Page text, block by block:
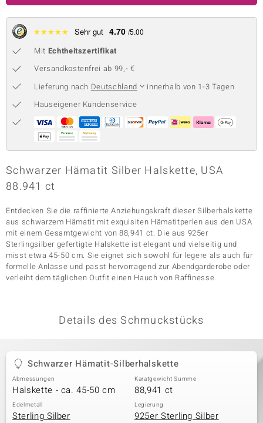
Classics
★★★★★ Sehr gut 4.70 /5.00
Mit Echtheitszertifikat
Versandkostenfrei ab 99,- €
Lieferung nach Deutschland
innerhalb von 1-3 Tagen
Hauseigener Kundenservice
Schwarzer Hämatit Silber Halskette, USA
88.941 ct
Entdecken Sie die raffinierte Anziehungskraft dieser Silberhalskette
aus schwarzem Hämatit mit exquisiten Hämatitperlen aus den USA
mit einem Gesamtgewicht von 88,941 ct. Die aus 925er
Sterlingsilber gefertigte Halskette ist elegant und vielseitig und
misst etwa 45-50 cm. Sie eignet sich sowohl für legere als auch für
formelle Anlässe und passt hervorragend zur Abendgarderobe oder
verleiht dem täglichen Outfit einen Hauch von Raffinesse.
Details des Schmuckstücks
Schwarzer Hämatit-Silberhalskette
Abmessungen
Halskette - ca. 45-50 cm
Karatgewicht Summe
88,941 ct
Edelmetall
Sterling Silber
Legierung
925er Sterling Silber